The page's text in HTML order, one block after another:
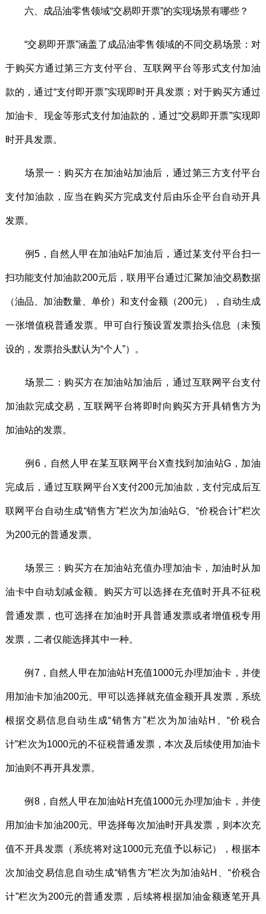
六、成品油零售领域“交易即开票”的实现场景有哪些？
“交易即开票”涵盖了成品油零售领域的不同交易场景：对
于购买方通过第三方支付平台、互联网平台等形式支付加油
款的，通过“支付即开票”实现即时开具发票；对于购买方通过
加油卡、现金等形式支付加油款的，通过“交易即开票”实现即
时开具发票。
场景一：购买方在加油站加油后，通过第三方支付平台
支付加油款，应当在购买方完成支付后由乐企平台自动开具
发票。
例5，自然人甲在加油站F加油后，通过某支付平台扫一
扫功能支付加油款200元后，联用平台通过汇聚加油交易数据
（油品、加油数量、单价）和支付金额（200元），自动生成
一张增值税普通发票。甲可自行预设置发票抬头信息（未预
设的，发票抬头默认为“个人”）。
场景二：购买方在加油站加油后，通过互联网平台支付
加油款完成交易，互联网平台将即时向购买方开具销售方为
加油站的发票。
例6，自然人甲在某互联网平台X查找到加油站G，加油
完成后，通过互联网平台X支付200元加油款，支付完成后互
联网平台自动生成“销售方”栏次为加油站G、“价税合计”栏次
为200元的普通发票。
场景三：购买方在加油站充值办理加油卡，加油时从加
油卡中自动划减金额。购买方可以选择在充值时开具不征税
普通发票，也可选择在加油时开具普通发票或者增值税专用
发票，二者仅能选择其中一种。
例7，自然人甲在加油站H充值1000元办理加油卡，并使
用加油卡加油200元。甲可以选择就充值金额开具发票，系统
根据交易信息自动生成“销售方”栏次为加油站H、“价税合
计”栏次为1000元的不征税普通发票，本次及后续使用加油卡
加油则不再开具发票。
例8，自然人甲在加油站H充值1000元办理加油卡，并使
用加油卡加油200元。甲选择每次加油时开具发票，则本次充
值不开具发票（系统将对这1000元充值予以标记），根据本
次加油交易信息自动生成“销售方”栏次为加油站H、“价税合
计”栏次为200元的普通发票，后续将根据加油金额逐笔开具